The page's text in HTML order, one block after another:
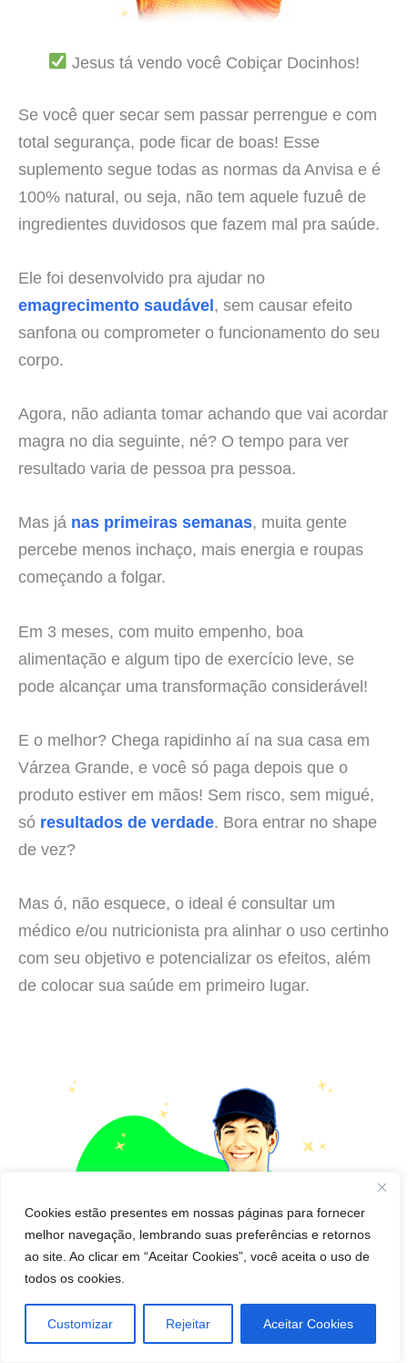
Cookies estão presentes em nossas páginas para fornecer
melhor navegação, lembrando suas preferências e retornos
ao site. Ao clicar em “Aceitar Cookies”, você aceita o uso de
todos os cookies.
Customizar Rejeitar Aceitar Cookies
Jesus tá vendo você Cobiçar Docinhos!
Se você quer secar sem passar perrengue e com
total segurança, pode ficar de boas! Esse
suplemento segue todas as normas da Anvisa e é
100% natural, ou seja, não tem aquele fuzuê de
ingredientes duvidosos que fazem mal pra saúde.
Ele foi desenvolvido pra ajudar no
emagrecimento saudável, sem causar efeito
sanfona ou comprometer o funcionamento do seu
corpo.
Agora, não adianta tomar achando que vai acordar
magra no dia seguinte, né? O tempo para ver
resultado varia de pessoa pra pessoa.
Mas já nas primeiras semanas, muita gente
percebe menos inchaço, mais energia e roupas
começando a folgar.
Em 3 meses, com muito empenho, boa
alimentação e algum tipo de exercício leve, se
pode alcançar uma transformação considerável!
E o melhor? Chega rapidinho aí na sua casa em
Várzea Grande, e você só paga depois que o
produto estiver em mãos! Sem risco, sem migué,
só resultados de verdade. Bora entrar no shape
de vez?
Mas ó, não esquece, o ideal é consultar um
médico e/ou nutricionista pra alinhar o uso certinho
com seu objetivo e potencializar os efeitos, além
de colocar sua saúde em primeiro lugar.